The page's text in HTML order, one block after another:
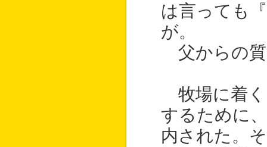
は言っても
が。
父からの質
牧場に着く
するために
内された。